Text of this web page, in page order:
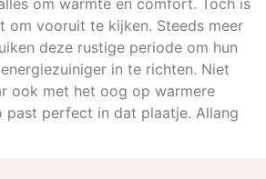
om warmte en comfort. Toch is
om vooruit te kijken. Steeds meer
deze rustige periode om hun
in te richten. Niet
ook met het oog op warmere
past perfect in dat plaatje. Allang